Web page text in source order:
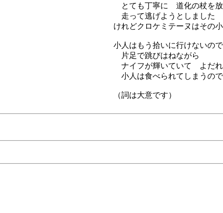
とても丁寧に 道化の杖を放
走って逃げようとしました
けれどクロケミテーヌはその
小人はもう拾いに行けないの
片足で跳びはねながら
ナイフが輝いていて よだれ
小人は食べられてしまうの
（詞は大意です）